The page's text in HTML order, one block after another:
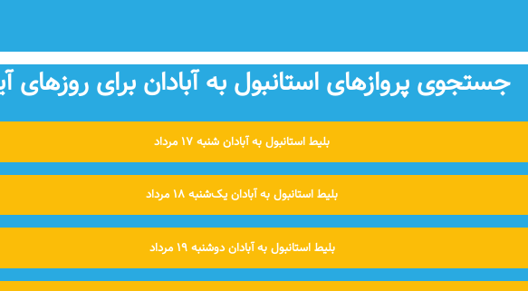
جستجوی پروازهای استانبول به آبادان برای روزهای
بلیط استانبول به آبادان شنبه ۱۷ مرداد
بلیط استانبول به آبادان یک‌شنبه ۱۸ مرداد
بلیط استانبول به آبادان دوشنبه ۱۹ مرداد